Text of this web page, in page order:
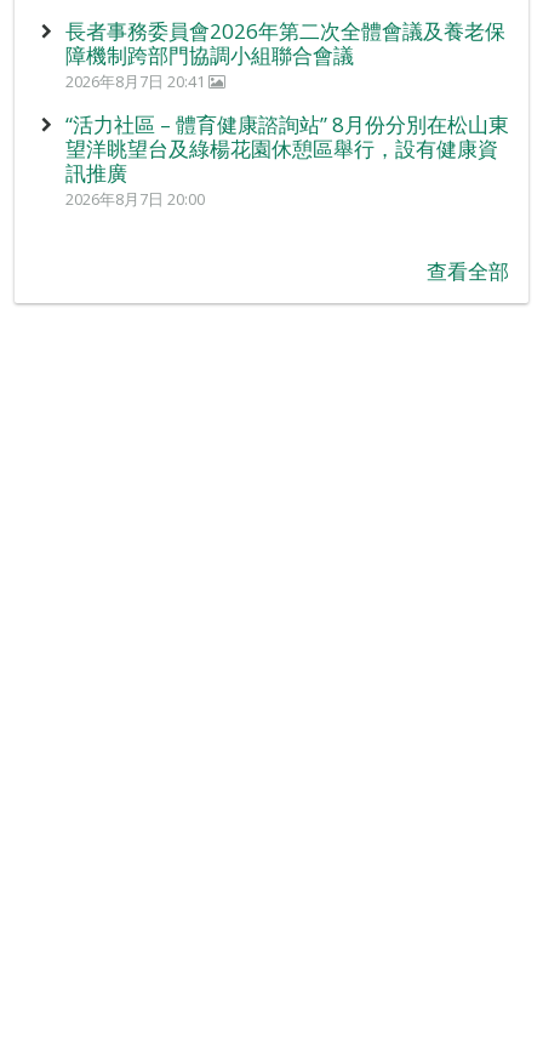
長者事務委員會2026年第二次全體會議及養老保
障機制跨部門協調小組聯合會議
2026年8月7日 20:41
“活力社區 – 體育健康諮詢站” 8月份分別在松山東
望洋眺望台及綠楊花園休憩區舉行，設有健康資
訊推廣
2026年8月7日 20:00
查看全部